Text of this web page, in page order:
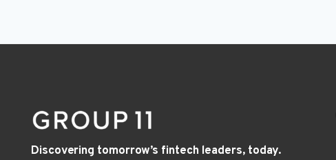
Discovering tomorrow’s fintech leaders, today.